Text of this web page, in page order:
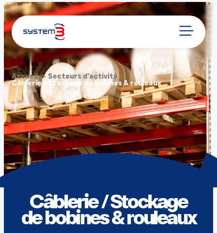
Accueil Secteurs d'activité
Câblerie / Stockage de bobines & rouleaux
Câblerie / Stockage
de bobines & rouleaux